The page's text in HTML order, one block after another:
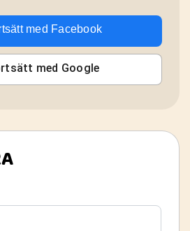
med Facebook
med Google